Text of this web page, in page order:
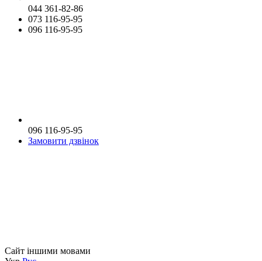
044 361-82-86
073 116-95-95
096 116-95-95
096 116-95-95
Замовити дзвінок
Сайт іншими мовами